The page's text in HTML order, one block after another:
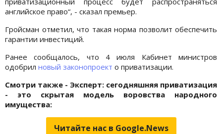
английское право“, - сказал премьер.
Гройсман отметил, что такая норма позволит обеспечить
гарантии инвестиций.
Ранее сообщалось, что 4 июля Кабинет министров
одобрил новый законопроект о приватизации.
Смотри также - Эксперт: сегодняшняя приватизация
- это скрытая модель воровства народного
имущества:
Читайте нас в Google.News